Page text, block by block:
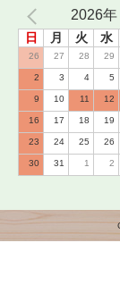
2026年
日 月 火 水
26 27 28 29
2 3 4 5
9 10 11 12
16 17 18 19
23 24 25 26
30 31 1 2